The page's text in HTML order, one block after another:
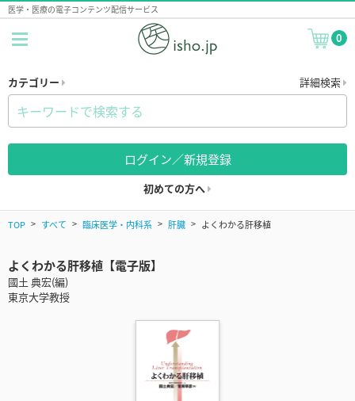
医学・医療の電子コンテンツ配信サービス
0
カテゴリー 詳細検索
ログイン／新規登録
初めての方へ
TOP すべて 臨床医学・内科系 肝臓 よくわかる肝移植
よくわかる肝移植【電子版】
國土 典宏(編)
東京大学教授